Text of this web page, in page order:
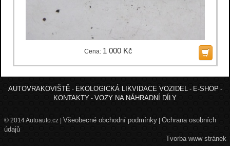
Cena: 1 000 Kč
AUTOVRAKOVIŠTĚ - EKOLOGICKÁ LIKVIDACE VOZIDEL - E-SHOP -
KONTAKTY - VOZY NA NÁHRADNÍ DÍLY
© 2014 Autoauto.cz | Všeobecné obchodní podmínky| Ochrana osobních
údajů
Tvorba www stránek